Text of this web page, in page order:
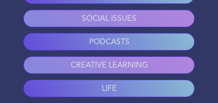
SOCIAL ISSUES
PODCASTS
CREATIVE LEARNING
LIFE